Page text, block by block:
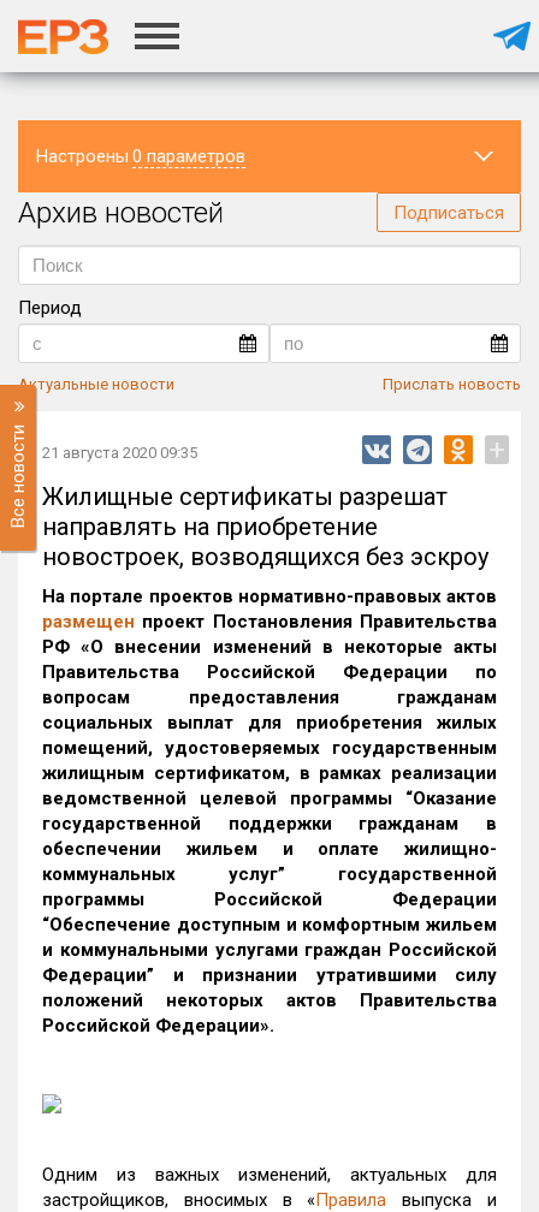
Настроены 0 параметров
Регион
Архив новостей Подписаться
Период
Актуальные новости Прислать новость
Все новости 21 августа 2020 09:35 +
Жилищные сертификаты разрешат
направлять на приобретение
новостроек, возводящихся без эскроу
На портале проектов нормативно-правовых актов
размещен проект Постановления Правительства
РФ «О внесении изменений в некоторые акты
Правительства Российской Федерации по
вопросам предоставления гражданам
социальных выплат для приобретения жилых
помещений, удостоверяемых государственным
жилищным сертификатом, в рамках реализации
ведомственной целевой программы “Оказание
государственной поддержки гражданам в
обеспечении жильем и оплате жилищно-
коммунальных услуг” государственной
программы Российской Федерации
“Обеспечение доступным и комфортным жильем
и коммунальными услугами граждан Российской
Федерации” и признании утратившими силу
положений некоторых актов Правительства
Российской Федерации».
Одним из важных изменений, актуальных для
застройщиков, вносимых в «Правила выпуска и